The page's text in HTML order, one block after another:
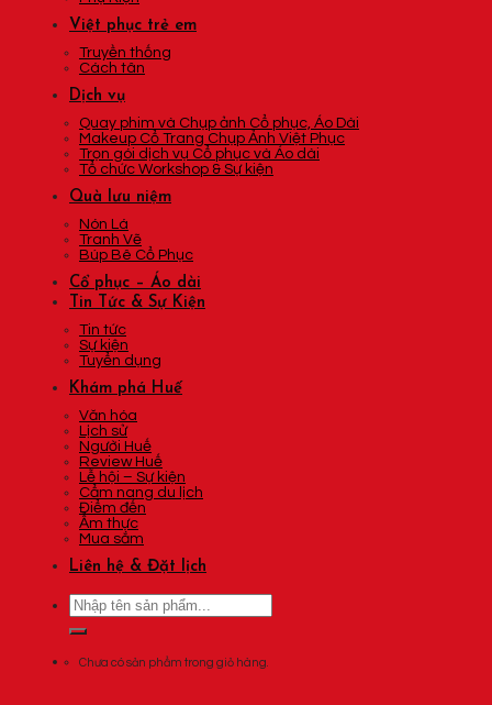
Việt phục trẻ em
Truyền thống
Cách tân
Dịch vụ
Quay phim và Chụp ảnh Cổ phục, Áo Dài
Makeup Cổ Trang Chụp Ảnh Việt Phục
Trọn gói dịch vụ Cổ phục và Áo dài
Tổ chức Workshop & Sự kiện
Quà lưu niệm
Nón Lá
Tranh Vẽ
Búp Bê Cổ Phục
Cổ phục – Áo dài
Tin Tức & Sự Kiện
Tin tức
Sự kiện
Tuyển dụng
Khám phá Huế
Văn hóa
Lịch sử
Người Huế
Review Huế
Lễ hội – Sự kiện
Cẩm nang du lịch
Điểm đến
Ẩm thực
Mua sắm
Liên hệ & Đặt lịch
Tìm
kiếm:
Chưa có sản phẩm trong giỏ hàng.